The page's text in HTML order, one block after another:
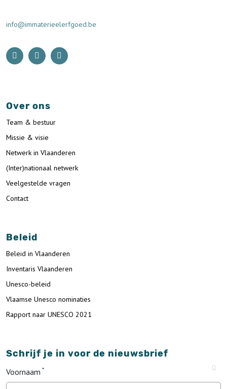
info@immaterieelerfgoed.be
Over ons
Team & bestuur
Missie & visie
Netwerk in Vlaanderen
(Inter)nationaal netwerk
Veelgestelde vragen
Contact
Beleid
Beleid in Vlaanderen
Inventaris Vlaanderen
Unesco-beleid
Vlaamse Unesco nominaties
Rapport naar UNESCO 2021
Schrijf je in voor de nieuwsbrief
Voornaam